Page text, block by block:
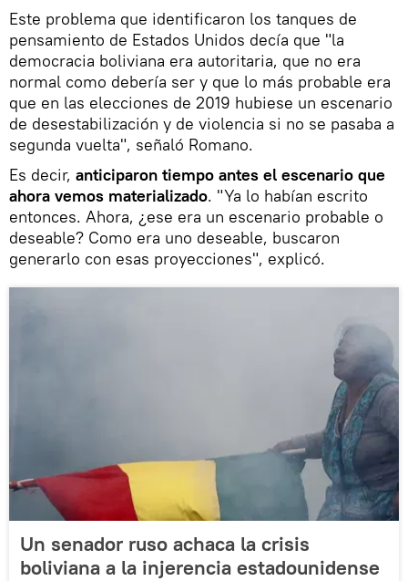
Este problema que identificaron los tanques de
pensamiento de Estados Unidos decía que "la
democracia boliviana era autoritaria, que no era
normal como debería ser y que lo más probable era
que en las elecciones de 2019 hubiese un escenario
de desestabilización y de violencia si no se pasaba a
segunda vuelta", señaló Romano.
Es decir, anticiparon tiempo antes el escenario que
ahora vemos materializado. "Ya lo habían escrito
entonces. Ahora, ¿ese era un escenario probable o
deseable? Como era uno deseable, buscaron
generarlo con esas proyecciones", explicó.
Un senador ruso achaca la crisis
boliviana a la injerencia estadounidense